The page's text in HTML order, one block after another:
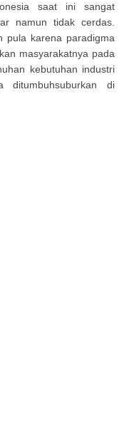
saat ini sangat
namun tidak cerdas.
pula karena paradigma
masyarakatnya pada
kebutuhan industri
di